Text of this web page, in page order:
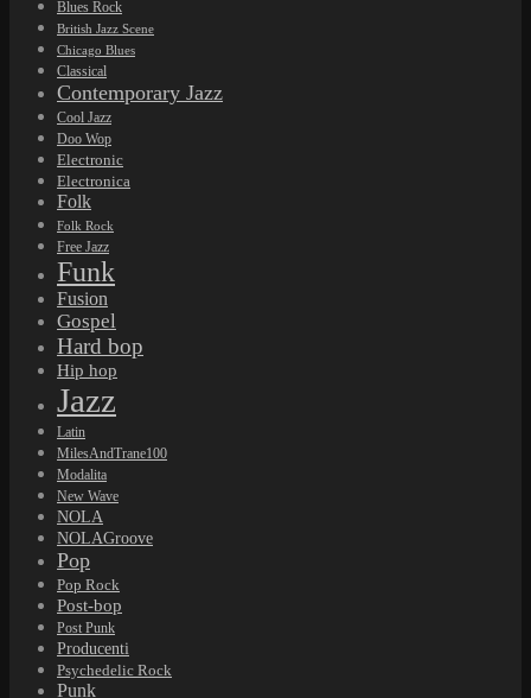
Blues Rock
British Jazz Scene
Chicago Blues
Classical
Contemporary Jazz
Cool Jazz
Doo Wop
Electronic
Electronica
Folk
Folk Rock
Free Jazz
Funk
Fusion
Gospel
Hard bop
Hip hop
Jazz
Latin
MilesAndTrane100
Modalita
New Wave
NOLA
NOLAGroove
Pop
Pop Rock
Post-bop
Post Punk
Producenti
Psychedelic Rock
Punk